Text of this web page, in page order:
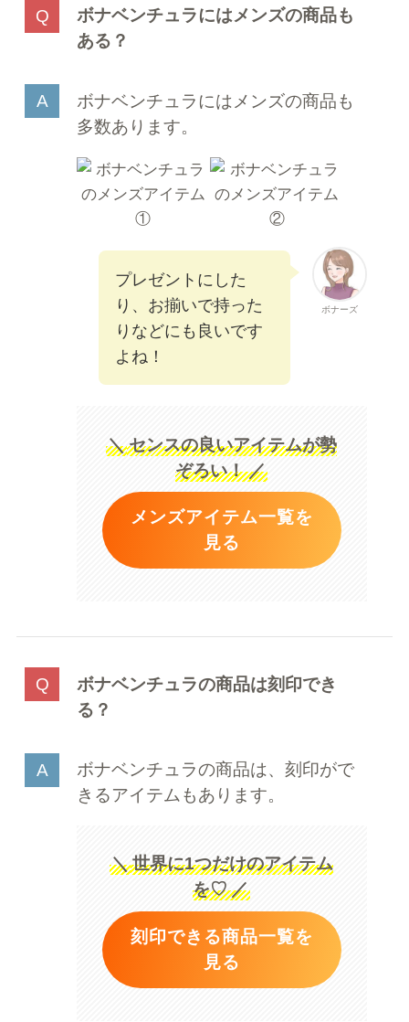
ボナベンチュラにはメンズの商品も
ある？
ボナベンチュラにはメンズの商品も
多数あります。
ボナーズ
プレゼントにした
り、お揃いで持った
りなどにも良いです
よね！
＼センスの良いアイテムが勢
ぞろい！／
メンズアイテム一覧を
見る
ボナベンチュラの商品は刻印でき
る？
ボナベンチュラの商品は、刻印がで
きるアイテムもあります。
＼世界に1つだけのアイテム
を♡／
刻印できる商品一覧を
見る